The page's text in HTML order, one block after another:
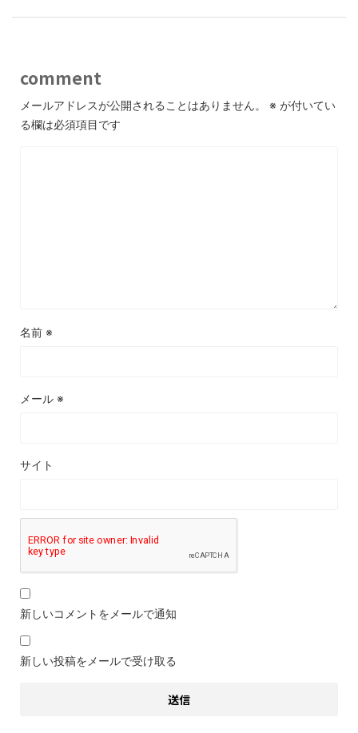
comment
メールアドレスが公開されることはありません。 ※ が付いてい
る欄は必須項目です
名前 ※
メール ※
サイト
新しいコメントをメールで通知
新しい投稿をメールで受け取る